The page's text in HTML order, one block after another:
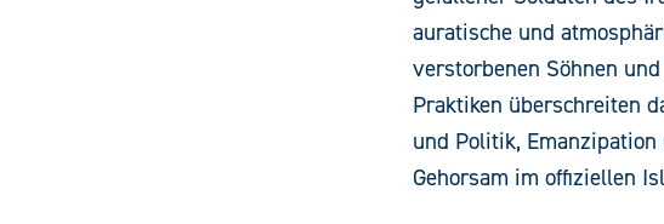
auratische und
verstorbenen Söhnen
Praktiken überschreiten
und Politik,
Gehorsam im offiziellen